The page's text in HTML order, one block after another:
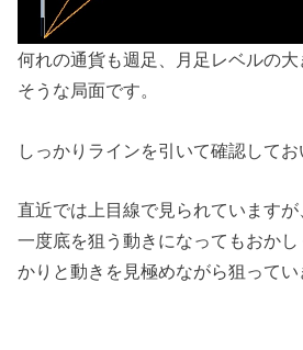
何れの通貨も週足、月足レベルの大
そうな局面です。
しっかりラインを引いて確認してお
直近では上目線で見られていますが
一度底を狙う動きになってもおか
かりと動きを見極めながら狙ってい